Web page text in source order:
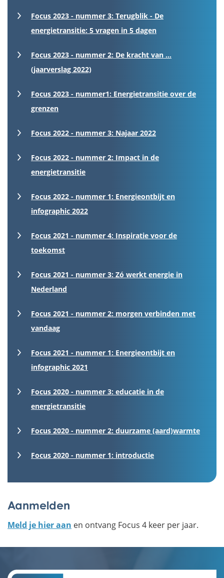
Focus 2023 - nummer 3: Terugblik - De
energietransitie: 5 vragen in 5 dagen
Focus 2023 - nummer 2: De kracht van ...
(jaarverslag 2022)
Focus 2023 - nummer1: Energietransitie over de
grenzen
Focus 2022 - nummer 3: Najaar 2022
Focus 2022 - nummer 2: Impact in de
energietransitie
Focus 2022 - nummer 1: Energieontbijt en
infographic 2022
Focus 2021 - nummer 4: Inspiratie voor de
toekomst
Focus 2021 - nummer 3: Zó werkt energie in
Nederland
Focus 2021 - nummer 2: morgen verbinden met
vandaag
Focus 2021 - nummer 1: Energieontbijt en
infographic 2021
Focus 2020 - nummer 3: educatie in de
energietransitie
Focus 2020 - nummer 2: duurzame (aard)warmte
Focus 2020 - nummer 1: introductie
Aanmelden
Meld je hier aan en ontvang Focus 4 keer per jaar.